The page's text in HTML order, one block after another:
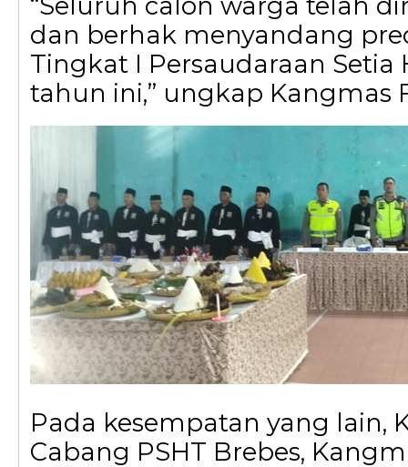
dan berhak menyandang
Tingkat I Persaudaraan Setia
tahun ini,” ungkap Kangmas
Pada kesempatan yang lain,
Cabang PSHT Brebes,